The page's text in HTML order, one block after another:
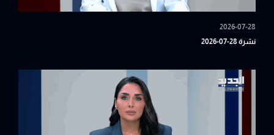
2026-07-28
نشرة 28-07-2026